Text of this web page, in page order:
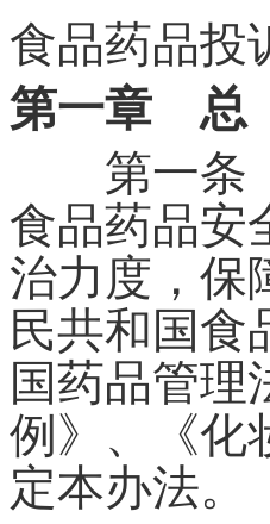
食品药品投
第一章 总
第一条
食品药品安
治力度，保
民共和国食
国药品管
例》、《化
定本办法。